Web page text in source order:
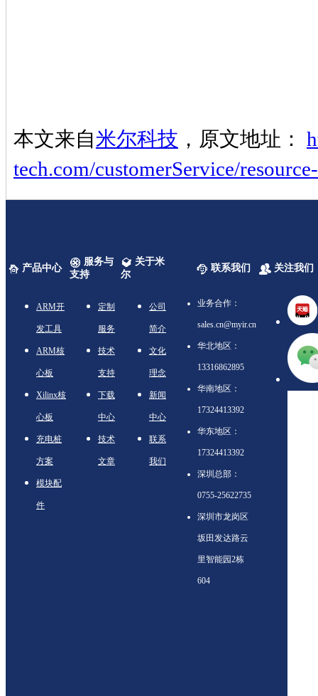
本文来自米尔科技 ，原文地址：
tech.com/customerService/
产品中心
服务与
支持
关于米
尔
联系我们 关注我们
ARM开
发工具
ARM核
心板
Xilinx核
心板
充电桩
方案
模块配
件
定制
服务
技术
支持
下载
中心
技术
文章
公司
简介
文化
理念
新闻
中心
联系
我们
业务合作：
sales.cn@myir.cn
华北地区：
13316862895
华南地区：
17324413392
华东地区：
17324413392
深圳总部：
0755-25622735
深圳市龙岗区
坂田发达路云
里智能园2栋
604